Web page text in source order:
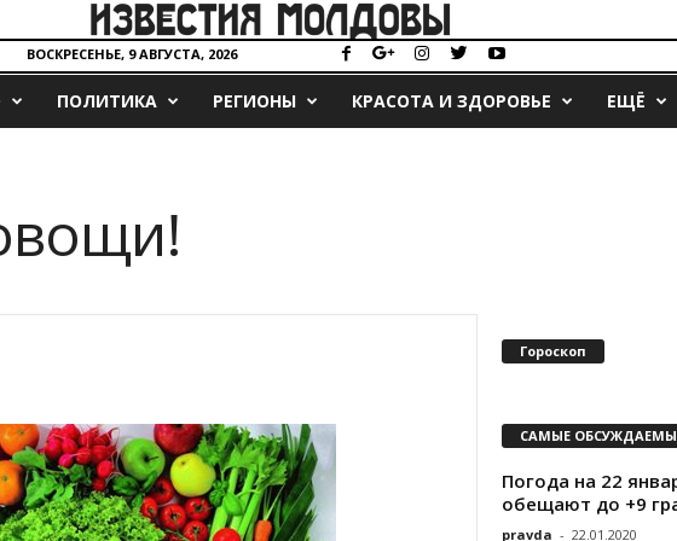
ВОСКРЕСЕНЬЕ, 9 АВГУСТА, 2026
ПОЛИТИКА РЕГИОНЫ КРАСОТА И ЗДОРОВЬЕ ЕЩЁ
Гороскоп
САМЫЕ
Погода на 22
обещают до +9
pravda - 22.01.2020